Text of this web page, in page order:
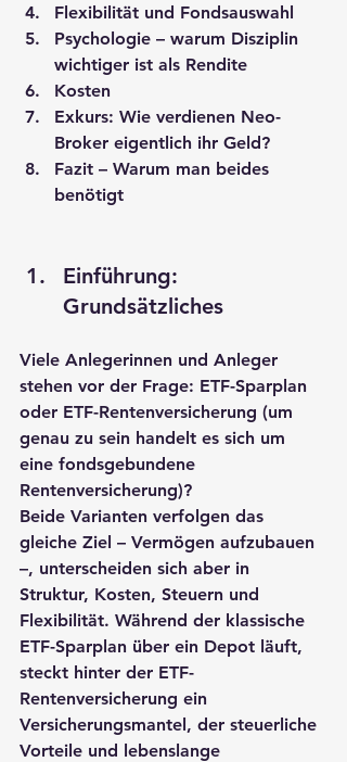
Flexibilität und Fondsauswahl
Psychologie – warum Disziplin
wichtiger ist als Rendite
Kosten
Exkurs: Wie verdienen Neo-
Broker eigentlich ihr Geld?
Fazit – Warum man beides
benötigt
Einführung:
Grundsätzliches
Viele Anlegerinnen und Anleger
stehen vor der Frage: ETF-Sparplan
oder ETF-Rentenversicherung (um
genau zu sein handelt es sich um
eine fondsgebundene
Rentenversicherung)?
Beide Varianten verfolgen das
gleiche Ziel – Vermögen aufzubauen
–, unterscheiden sich aber in
Struktur, Kosten, Steuern und
Flexibilität. Während der klassische
ETF-Sparplan über ein Depot läuft,
steckt hinter der ETF-
Rentenversicherung ein
Versicherungsmantel, der steuerliche
Vorteile und lebenslange